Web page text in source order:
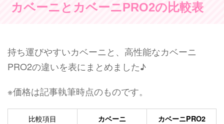
カベーニとカベーニPRO2の比較表
持ち運びやすいカベーニと、高性能なカベーニ
PRO2の違いを表にまとめました♪
※価格は記事執筆時点のものです。
比較項目 カベーニ カベーニPRO2